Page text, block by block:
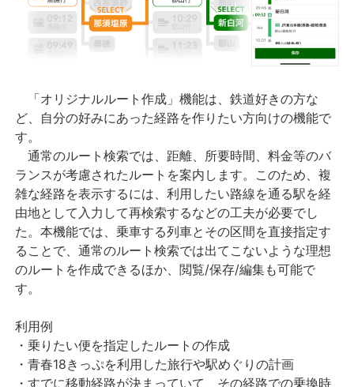
「オリジナルルート作成」機能は、鉄道好きの方な
ど、自分の好みにあった経路を作りたい方向けの機能で
す。
通常のルート検索では、距離、所要時間、料金等のバ
ランスが考慮されたルートを案内します。このため、複
雑な経路を表示するには、利用したい路線を通る駅を経
由地として入力して再検索するなどの工夫が必要でし
た。本機能では、乗車する列車とその区間を直接指定す
ることで、通常のルート検索では出てこないような理想
のルートを作成できるほか、閲覧/保存/編集も可能で
す。
利用例
・乗りたい便を指定したルートの作成
・青春18きっぷを利用した旅行や駅めぐりの計画
・すでに移動経路が決まっていて、その経路での乗換時